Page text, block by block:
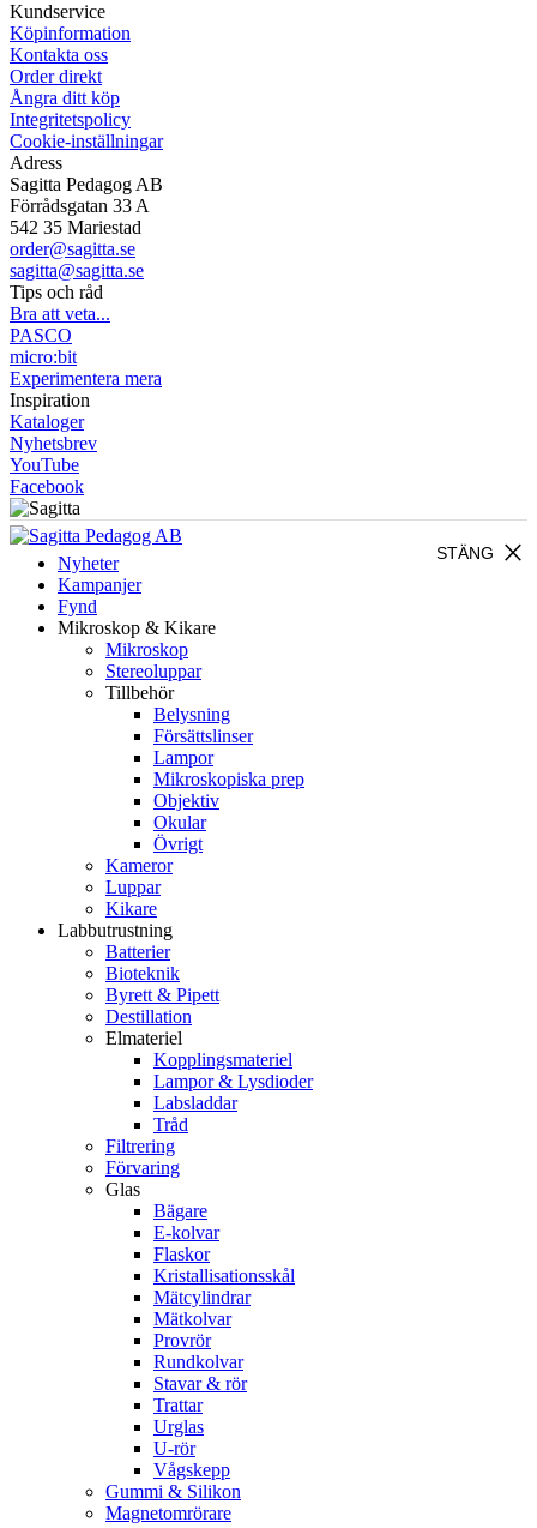
Kundservice
Köpinformation
Kontakta oss
Order direkt
Ångra ditt köp
Integritetspolicy
Cookie-inställningar
Adress
Sagitta Pedagog AB
Förrådsgatan 33 A
542 35 Mariestad
order@sagitta.se
sagitta@sagitta.se
Tips och råd
Bra att veta...
PASCO
micro:bit
Experimentera mera
Inspiration
Kataloger
Nyhetsbrev
YouTube
Facebook
close
STÄNG
Nyheter
Kampanjer
Fynd
Mikroskop & Kikare
Mikroskop
Stereoluppar
Tillbehör
Belysning
Försättslinser
Lampor
Mikroskopiska prep
Objektiv
Okular
Övrigt
Kameror
Luppar
Kikare
Labbutrustning
Batterier
Bioteknik
Byrett & Pipett
Destillation
Elmateriel
Kopplingsmateriel
Lampor & Lysdioder
Labsladdar
Tråd
Filtrering
Förvaring
Glas
Bägare
E-kolvar
Flaskor
Kristallisationsskål
Mätcylindrar
Mätkolvar
Provrör
Rundkolvar
Stavar & rör
Trattar
Urglas
U-rör
Vågskepp
Gummi & Silikon
Magnetomrörare